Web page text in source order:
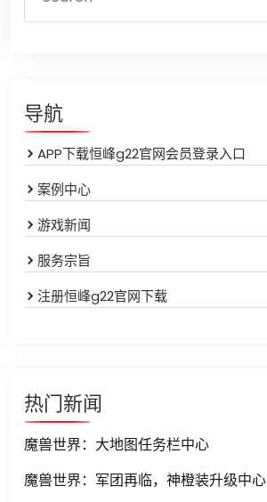
导航
APP下载恒峰g22官网会员登录入口
案例中心
游戏新闻
服务宗旨
注册恒峰g22官网下载
热门新闻
魔兽世界：大地图任务栏中心
魔兽世界：军团再临，神橙装升级中心